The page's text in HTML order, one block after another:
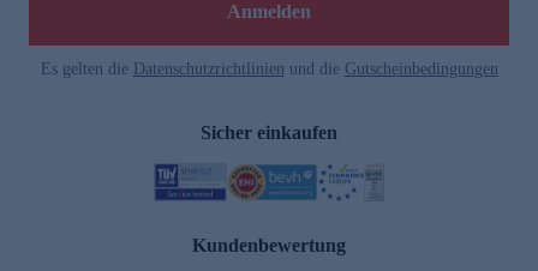
Anmelden
Es gelten die Datenschutzrichtlinien und die Gutscheinbedingungen
Sicher einkaufen
Kundenbewertung